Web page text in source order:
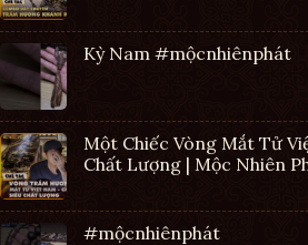
Kỳ Nam #mộcnhiênphát
Một Chiếc Vòng Mắt Tử
Chất Lượng | Mộc Nhiên
#mộcnhiênphát